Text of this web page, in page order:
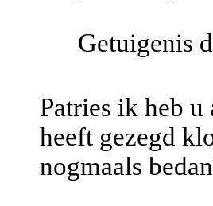
Getuigenis
Patries ik heb
heeft gezegd
nogmaals